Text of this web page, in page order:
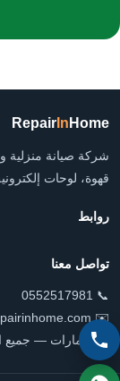
Repair In Home
شركة صيانة منزلية
قهوة، لوحات
روابط
تواصل معنا
📞 0552517981
✉️ info@repairinhome.com
📍 الإمارات — جميع